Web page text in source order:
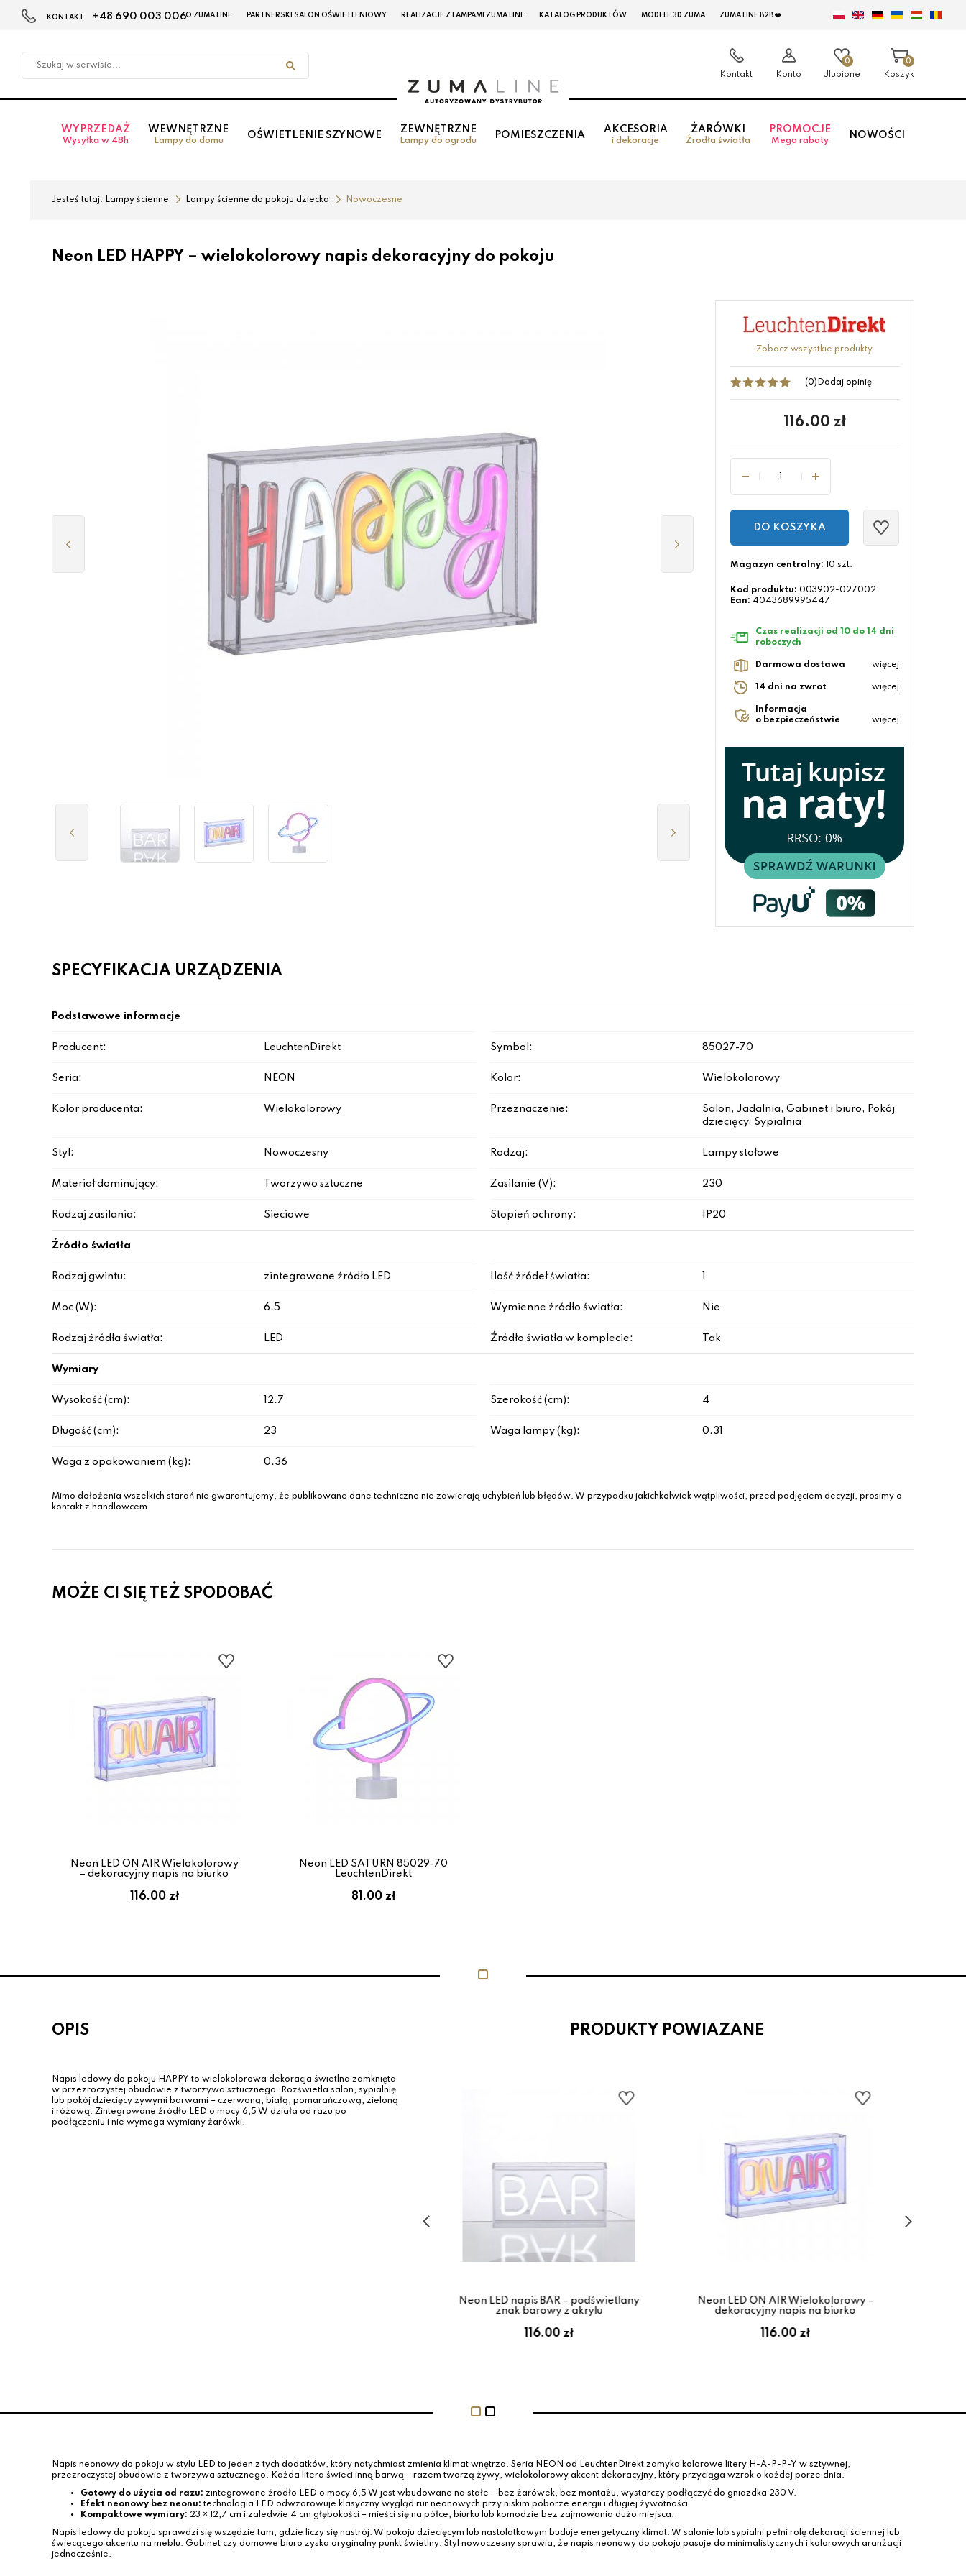
w
KONTAKT +48 690 003 006O ZUMA LINE PARTNERSKI SALON OŚWIETLENIOWY REALIZACJE Z LAMPAMI ZUMA LINE KATALOG PRODUKTÓW MODELE 3D ZUMA ZUMA LINE B2B ❤️
Kontakt Konto
0
Ulubione
0
Koszyk
WYPRZEDAŻ
Wysyłka w 48h
WEWNĘTRZNE
Lampy do domu
OŚWIETLENIE SZYNOWE
ZEWNĘTRZNE
Lampy do ogrodu
POMIESZCZENIA
AKCESORIA
i dekoracje
ŻARÓWKI
Źrodła światła
PROMOCJE
Mega rabaty
NOWOŚCI
Jesteś tutaj: Lampy ścienne Lampy ścienne do pokoju dziecka Nowoczesne
Neon LED HAPPY – wielokolorowy napis dekoracyjny do pokoju
Zobacz wszystkie produkty
(0) Dodaj opinię
116.00 zł
DO KOSZYKA
Magazyn centralny: 10 szt.
Kod produktu: 003902-027002
Ean: 4043689995447
Czas realizacji od 10 do 14 dni
roboczych
Darmowa dostawa więcej
14 dni na zwrot więcej
Informacja
o bezpieczeństwie
więcej
SPECYFIKACJA URZĄDZENIA
Podstawowe informacje
Producent: LeuchtenDirekt Symbol: 85027-70
Seria: NEON Kolor: Wielokolorowy
Kolor producenta: Wielokolorowy Przeznaczenie:
Salon, Jadalnia, Gabinet i biuro, Pokój
dziecięcy, Sypialnia
Styl: Nowoczesny Rodzaj: Lampy stołowe
Materiał dominujący: Tworzywo sztuczne Zasilanie (V): 230
Rodzaj zasilania: Sieciowe Stopień ochrony: IP20
Źródło światła
Rodzaj gwintu: zintegrowane źródło LED Ilość źródeł światła:
Moc (W): 6.5 Wymienne źródło światła: Nie
Rodzaj źródła światła: LED Źródło światła w komplecie: Tak
Wymiary
Wysokość (cm): 12.7 Szerokość (cm): 4
Długość (cm): 23 Waga lampy (kg): 0.31
Waga z opakowaniem (kg): 0.36
Mimo dołożenia wszelkich starań nie gwarantujemy, że publikowane dane techniczne nie zawierają uchybień lub błędów. W przypadku jakichkolwiek wątpliwości, przed podjęciem decyzji, prosimy o
kontakt z handlowcem.
MOŻE CI SIĘ TEŻ SPODOBAĆ
Neon LED ON AIR Wielokolorowy
– dekoracyjny napis na biurko
116.00 zł
Neon LED SATURN 85029-70
LeuchtenDirekt
81.00 zł
OPIS
Napis ledowy do pokoju HAPPY to wielokolorowa dekoracja świetlna zamknięta
w przezroczystej obudowie z tworzywa sztucznego. Rozświetla salon, sypialnię
lub pokój dziecięcy żywymi barwami – czerwoną, białą, pomarańczową, zieloną
i różową. Zintegrowane źródło LED o mocy 6,5 W działa od razu po
podłączeniu i nie wymaga wymiany żarówki.
PRODUKTY POWIAZANE
Neon LED napis BAR – podświetlany
znak barowy z akrylu
116.00 zł
Neon LED ON AIR Wielokolorowy –
dekoracyjny napis na biurko
116.00 zł
Napis neonowy do pokoju w stylu LED to jeden z tych dodatków, który natychmiast zmienia klimat wnętrza. Seria NEON od LeuchtenDirekt zamyka kolorowe litery H-A-P-P-Y w sztywnej,
przezroczystej obudowie z tworzywa sztucznego. Każda litera świeci inną barwą – razem tworzą żywy, wielokolorowy akcent dekoracyjny, który przyciąga wzrok o każdej porze dnia.
Gotowy do użycia od razu: zintegrowane źródło LED o mocy 6,5 W jest wbudowane na stałe – bez żarówek, bez montażu, wystarczy podłączyć do gniazdka 230 V.
Efekt neonowy bez neonu: technologia LED odwzorowuje klasyczny wygląd rur neonowych przy niskim poborze energii i długiej żywotności.
Kompaktowe wymiary: 23 × 12,7 cm i zaledwie 4 cm głębokości – mieści się na półce, biurku lub komodzie bez zajmowania dużo miejsca.
Napis ledowy do pokoju sprawdzi się wszędzie tam, gdzie liczy się nastrój. W pokoju dziecięcym lub nastolatkowym buduje energetyczny klimat. W salonie lub sypialni pełni rolę dekoracji ściennej lub
świecącego akcentu na meblu. Gabinet czy domowe biuro zyska oryginalny punkt świetlny. Styl nowoczesny sprawia, że napis neonowy do pokoju pasuje do minimalistycznych i kolorowych aranżacji
jednocześnie.